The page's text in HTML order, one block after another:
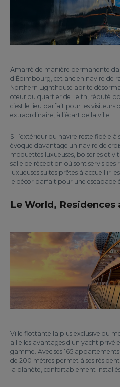
Amarré de manière permanente
d’Édimbourg, cet ancien navire de
Northern Lighthouse abrite
cœur du quartier de Leith, réputé
c’est le lieu parfait pour les
extraordinaire, à l’écart de la ville.
Si l’extérieur du navire reste fidèle à
évoque davantage un navire de
moquettes luxueuses, boiseries et
salle de réception où sont servis
luxueuses suites prêtes à accueillir
le décor parfait pour une escapade
Le World, Residences
Ville flottante la plus exclusive du
allie les avantages d’un yacht privé
gamme. Avec ses 165
de 200 mètres permet à ses
la planète, confortablement